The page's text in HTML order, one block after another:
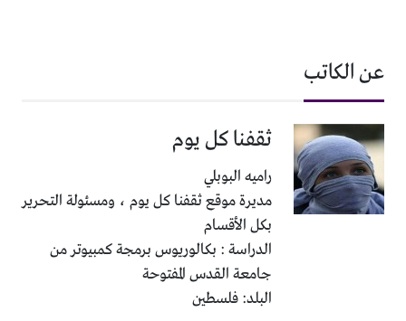
عن الكاتب
ثقفنا كل يوم
راميه البوبلي
مديرة موقع ثقفنا كل يوم ، ومسئولة التحرير
بكل الأقسام
الدراسة : بكالوريوس برمجة كمبيوتر من
جامعة القدس المفتوحة
البلد: فلسطين